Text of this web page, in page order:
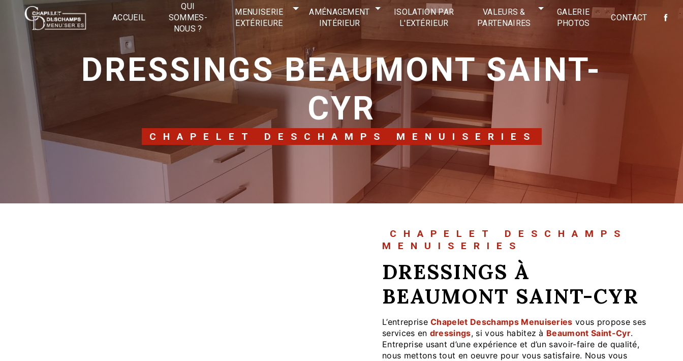
ACCUEIL
QUI
SOMMES-
NOUS ?
MENUISERIE
EXTÉRIEURE
AMÉNAGEMENT
INTÉRIEUR
ISOLATION PAR
L'EXTÉRIEUR
VALEURS &
PARTENAIRES
GALERIE
PHOTOS
CONTACT
DRESSINGS BEAUMONT SAINT-
CYR
CHAPELET DESCHAMPS MENUISERIES
CHAPELET DESCHAMPS
MENUISERIES
DRESSINGS À
BEAUMONT SAINT-CYR
L’entrepriseChapelet Deschamps Menuiseries vous propose ses
services en dressings, si vous habitez à Beaumont Saint-Cyr.
Entreprise usant d’une expérience et d’un savoir-faire de qualité,
nous mettons tout en oeuvre pour vous satisfaire. Nous vous
Panneau de gestion des cookies